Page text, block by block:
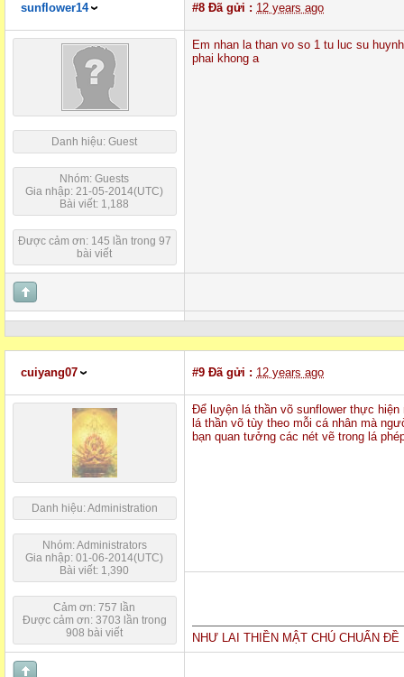
sunflower14 #8 Đã gửi : 12 years ago
Danh hiệu: Guest
Nhóm: Guests
Gia nhập: 21-05-2014(UTC)
Bài viết: 1,188
Được cảm ơn: 145 lần trong 97
bài viết
Em nhan la than vo so 1 tu luc su
phai khong a
cuiyang07 #9 Đã gửi : 12 years ago
Danh hiệu: Administration
Nhóm: Administrators
Gia nhập: 01-06-2014(UTC)
Bài viết: 1,390
Cảm ơn: 757 lần
Được cảm ơn: 3703 lần trong
908 bài viết
Để luyện lá thần võ sunflower thực
lá thần võ tùy theo mỗi cá nhân mà
bạn quan tưởng các nét vẽ trong lá
NHƯ LAI THIỀN MẬT CHÚ CHUẨN ĐỀ